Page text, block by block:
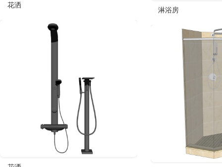
花洒
淋浴房